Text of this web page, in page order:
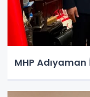
MHP